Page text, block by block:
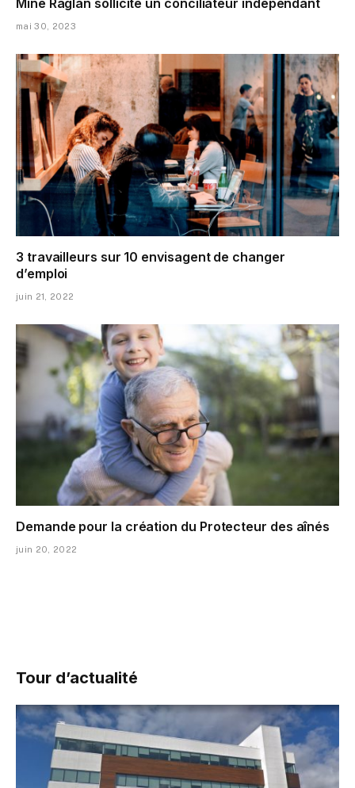
Mine Raglan sollicite un conciliateur indépendant
mai 30, 2023
3 travailleurs sur 10 envisagent de changer
d’emploi
juin 21, 2022
Demande pour la création du Protecteur des aînés
juin 20, 2022
Tour d’actualité